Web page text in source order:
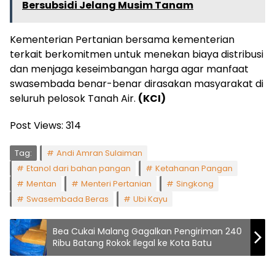
Bersubsidi Jelang Musim Tanam
Kementerian Pertanian bersama kementerian
terkait berkomitmen untuk menekan biaya distribusi
dan menjaga keseimbangan harga agar manfaat
swasembada benar-benar dirasakan masyarakat di
seluruh pelosok Tanah Air. (KCI)
Post Views: 314
Tag:
Andi Amran Sulaiman
Etanol dari bahan pangan
Ketahanan Pangan
Mentan
Menteri Pertanian
Singkong
Swasembada Beras
Ubi Kayu
Bea Cukai Malang Gagalkan Pengiriman 240
Ribu Batang Rokok Ilegal ke Kota Batu